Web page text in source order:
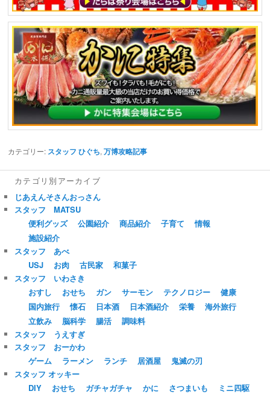
カテゴリー: スタッフ ひぐち,万博攻略記事
カテゴリ別アーカイブ
じあえんそさんおっさん
スタッフ MATSU
便利グッズ
公園紹介 商品紹介 子育て
情報
施設紹介
スタッフ あべ
USJ
お肉 古民家
和菓子
スタッフ いわさき
おすし
おせち ガン サーモン テクノロジー
健康
国内旅行
懐石 日本酒 日本酒紹介 栄養
海外旅行
立飲み
脳科学 腸活
調味料
スタッフ うえすぎ
スタッフ おーかわ
ゲーム
ラーメン ランチ 居酒屋
鬼滅の刃
スタッフ オッキー
DIY
おせち ガチャガチャ かに さつまいも
ミニ四駆